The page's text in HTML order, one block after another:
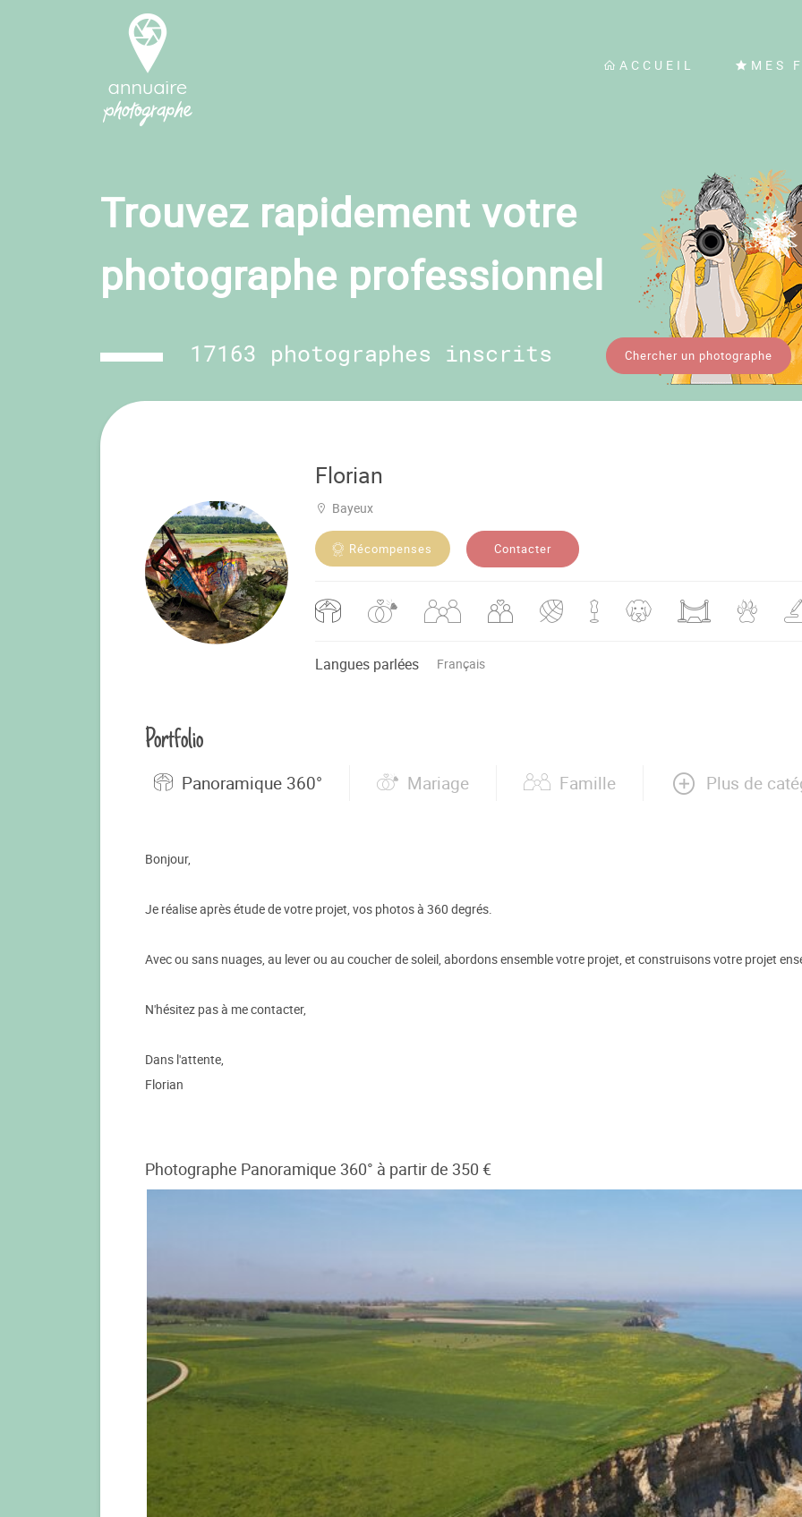
ACCUEIL MES
Trouvez rapidement votre
photographe professionnel
17163 photographes inscrits Chercher un photographe
Florian
Bayeux
Récompenses Contacter
Langues parlées Français
Portfolio
Panoramique 360° Mariage Famille Plus de
Bonjour,
Je réalise après étude de votre projet, vos photos à 360 degrés.
Avec ou sans nuages, au lever ou au coucher de soleil, abordons ensemble votre projet, et construisons votre projet
N'hésitez pas à me contacter,
Dans l'attente,
Florian
Photographe Panoramique 360° à partir de 350 €